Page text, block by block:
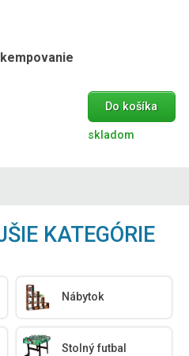
Do košíka
skladom
KATEGÓRIE
Nábytok
Stolný futbal